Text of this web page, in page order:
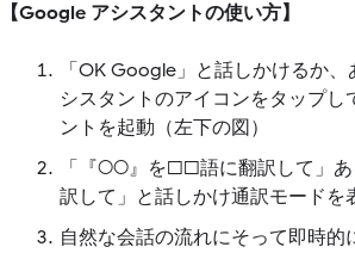
【Google アシスタントの使い方】
「OK Google」と話しかけるか
シスタントのアイコンをタップし
ントを起動（左下の図）
「『○○』を□□語に翻訳して」
訳して」と話しかけ通訳モードを
自然な会話の流れにそって即時的